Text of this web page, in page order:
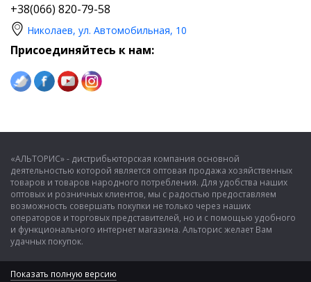
+38(066) 820-79-58
Николаев, ул. Автомобильная, 10
Присоединяйтесь к нам:
«АЛЬТОРИС» - дистрибьюторская компания основной
деятельностью которой является оптовая продажа хозяйственных
товаров и товаров народного потребления. Для удобства наших
оптовых и розничных клиентов, мы с радостью предоставляем
возможность совершать покупки не только через наших
операторов и торговых представителей, но и с помощью удобного
и функционального интернет магазина. Альторис желает Вам
удачных покупок.
Показать полную версию